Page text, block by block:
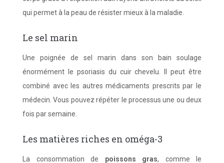
qui permet à la peau de résister mieux à la maladie.
Le sel marin
Une poignée de sel marin dans son bain soulage
énormément le psoriasis du cuir chevelu. Il peut être
combiné avec les autres médicaments prescrits par le
médecin. Vous pouvez répéter le processus une ou deux
fois par semaine.
Les matières riches en oméga-3
La consommation de poissons gras, comme le